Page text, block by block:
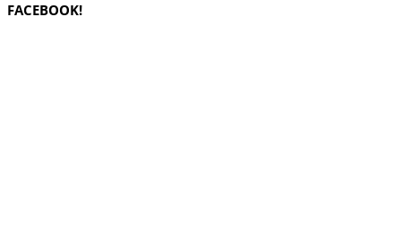
FACEBOOK!